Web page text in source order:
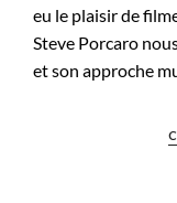
eu le plaisir de
Steve Porcaro
et son approche